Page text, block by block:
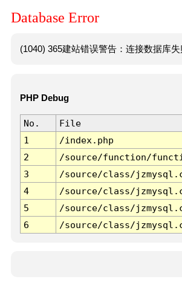
Database Error
(1040) 365建站错误警告：连接数据库
PHP Debug
No. File
1
/index.php
2
/source/function/
3
/source/class/
4
/source/class/
5
/source/class/
6
/source/class/